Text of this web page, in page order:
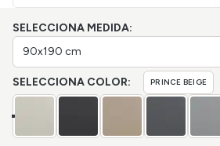
SELECCIONA MEDIDA:
90x190 cm
SELECCIONA COLOR: PRINCE BEIGE